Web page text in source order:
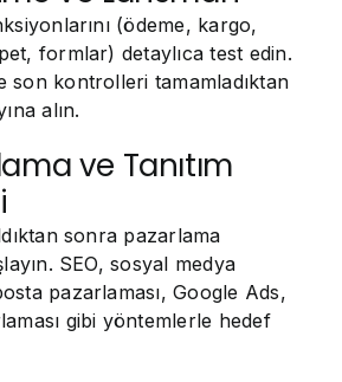
(ödeme, kargo,
formlar) detaylıca test edin.
son kontrolleri tamamladıktan
alın.
ve Tanıtım
sonra pazarlama
SEO, sosyal medya
pazarlaması, Google Ads,
gibi yöntemlerle hedef